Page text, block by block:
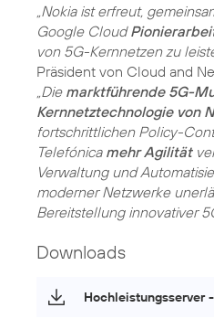
„Nokia ist erfreut,
Google Cloud
von 5G-Kernnetzen zu
Präsident von Cloud and
„Die marktführende 5G-
Kernnetztechnologie von
fortschrittlichen Policy-
Telefónica mehr Agilität
Verwaltung und
moderner Netzwerke
Bereitstellung innovativer
Downloads
Hochleistungsserver